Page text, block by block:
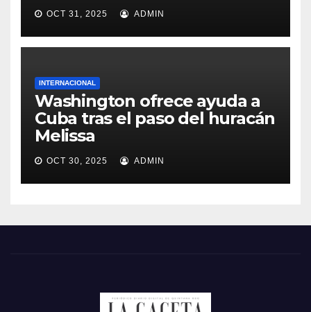
OCT 31, 2025 ADMIN
INTERNACIONAL
Washington ofrece ayuda a
Cuba tras el paso del huracán
Melissa
OCT 30, 2025 ADMIN